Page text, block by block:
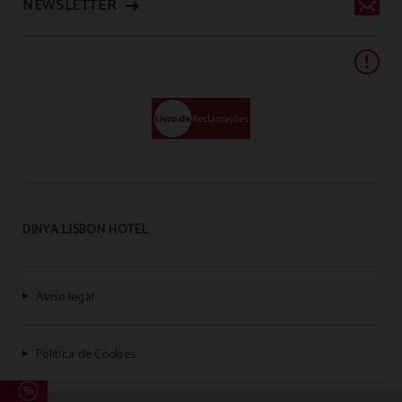
NEWSLETTER
DINYA LISBON HOTEL
Aviso legal
Política de Cookies